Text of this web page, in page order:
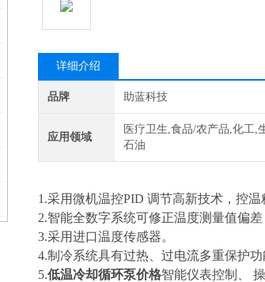
详细介绍
品牌 助蓝科技
应用领域
医疗卫生,食品/农产品,化工,
石油
1.采用微机温控PID 调节高新技术，控温
2.智能全数字系统可修正温度测量值偏
3.采用进口温度传感器。
4.制冷系统具有过热 过电流多重保护功
5.低温冷却循环泵价格智能仪表控制